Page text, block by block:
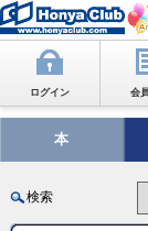
ログイン 会
本
検索